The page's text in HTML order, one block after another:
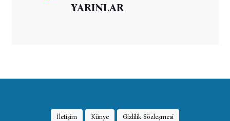
YARINLAR
İletişim Künye Gizlilik Sözleşmesi